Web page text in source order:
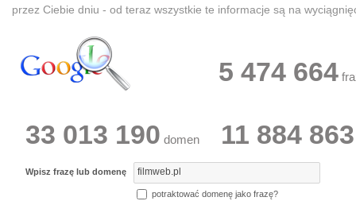
przez Ciebie dniu - od teraz wszystkie te informacje są na
5 474 664
33 013 190 domen 11 884 863
Wpisz frazę lub domenę
potraktować domenę jako frazę?